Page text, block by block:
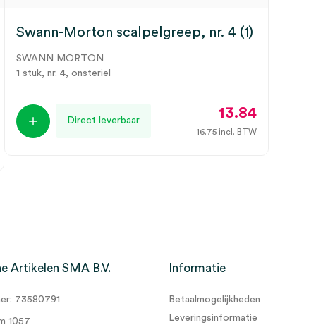
Swann-Morton scalpelgreep, nr. 4 (1)
SWANN MORTON
1 stuk, nr. 4, onsteriel
Direct leverbaar 13.84
16.75incl. BTW
Artikelen SMA B.V.
73580791
1057
Informatie
Betaalmogelijkheden
Leveringsinformatie